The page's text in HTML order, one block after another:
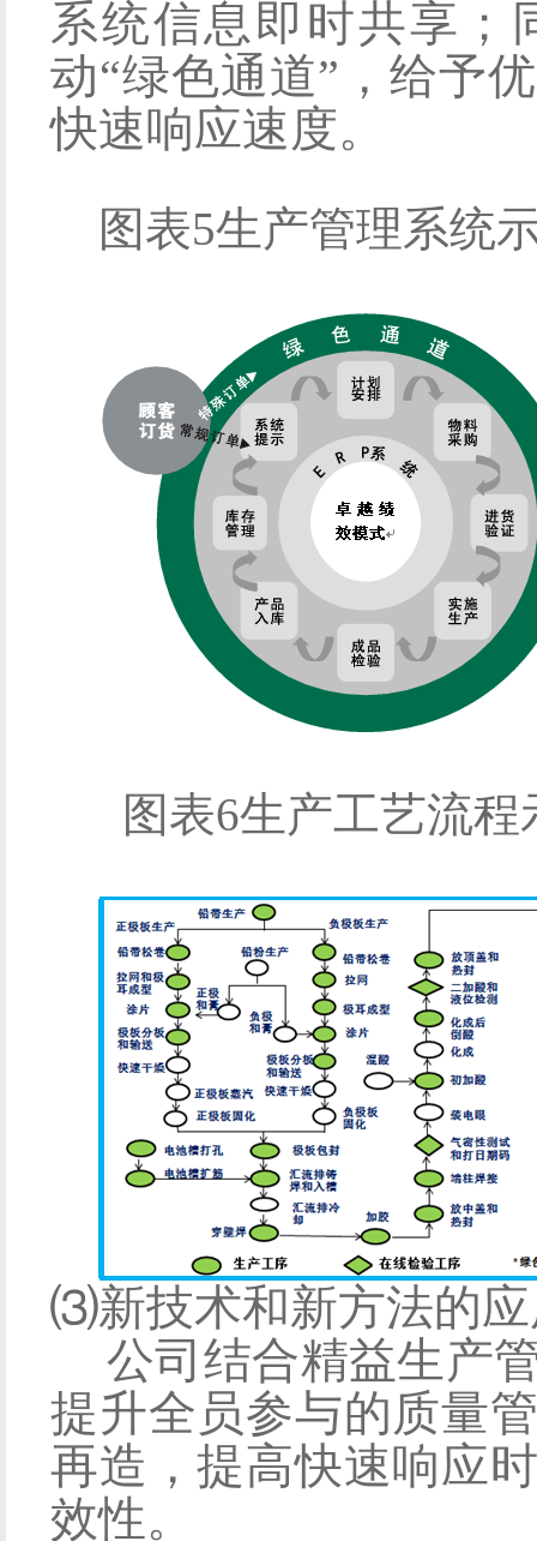
系统信息即时共享；
动“绿色通道”，给予
快速响应速度。
图表5生产管理系统
图表6生产工艺流程
⑶新技术和新方法的
公司结合精益生产
提升全员参与的质量
再造，提高快速响应
效性。